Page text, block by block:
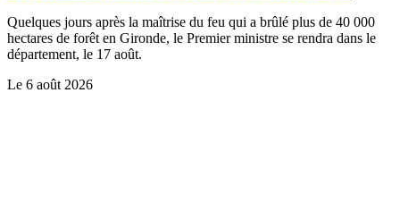
Quelques jours après la maîtrise du feu qui a brûlé plus de 40 000
hectares de forêt en Gironde, le Premier ministre se rendra dans le
département, le 17 août.
Le 6 août 2026